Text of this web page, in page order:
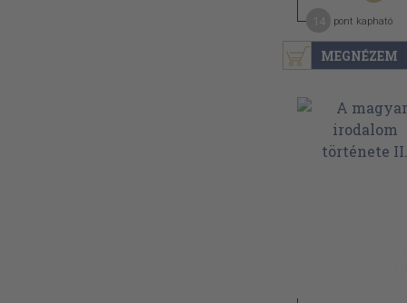
MEGNÉZEM
pont kapható